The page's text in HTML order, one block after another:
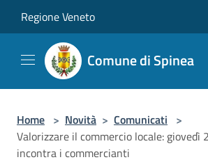
Regione Veneto
Comune di Spinea
Home > Novità > Comunicati >
Valorizzare il commercio locale: giovedì
incontra i commercianti